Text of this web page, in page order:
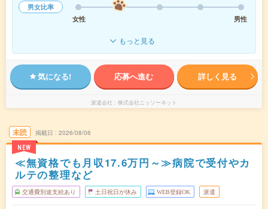
男女比率
女性
男性
もっと見る
気になる! 応募へ進む 詳しく見る
派遣会社 株式会社ニッソーネット
未読
NEW
掲載日 2026/08/06
≪無資格でも月収17.6万円～≫病院で受付やカ
ルテの整理など
交通費別途支給あり 土日祝日が休み WEB登録OK 派遣